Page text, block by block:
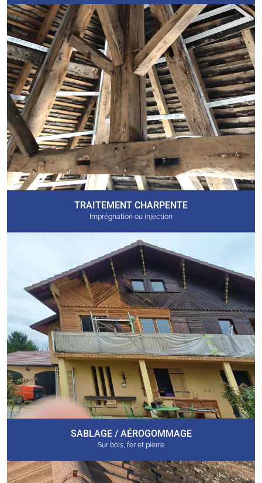
TRAITEMENT CHARPENTE
Imprégnation ou injection
SABLAGE / AÉROGOMMAGE
Sur bois, fer et pierre